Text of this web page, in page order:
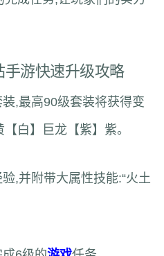
游快速升级攻略
,最高90级套装将获得变
白】巨龙【紫】紫。
验,并附带大属性技能:“火土